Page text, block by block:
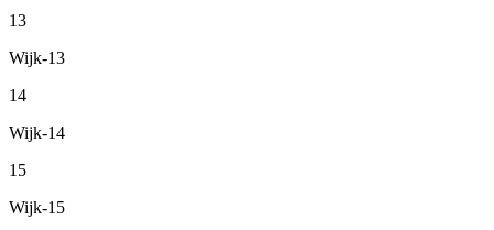
13
Wijk-13
14
Wijk-14
15
Wijk-15